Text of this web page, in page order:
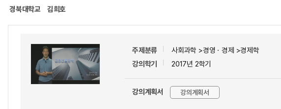
경북대학교 김희호
주제분류
사회과학 >경영ㆍ경제 >경제학
강의학기
2017년 2학기
강의계획서 강의계획서